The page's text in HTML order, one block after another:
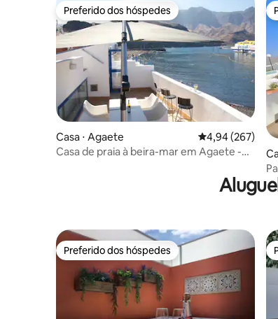
Preferido dos hóspedes
Preferido dos hóspedes
Casa ⋅ Agaete 4,94 de uma
4,94 (267)
Casa de praia à beira-mar em Agaete -
Preferido dos hóspedes
Preferido dos hóspedes